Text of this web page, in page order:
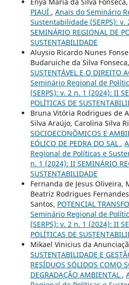
PIAUÍ , Anais do Seminário
Sustentabilidade (SERPS):
SEMINÁRIO REGIONAL DE
SUSTENTABILIDADE
Aluysio Ricardo Nunes
Budaruiche da Silva Fonseca,
SUSTENTÁVEL E O DIREITO
Seminário Regional de
(SERPS): v. 2 n. 1 (2024): II
POLÍTICAS DE
Bruna Vitória Rodrigues de
Silva Araújo, Carolina Silva
SOCIOECONÔMICOS E
EÓLICO DE PEDRA DO SAL ,
Regional de Políticas e
n. 1 (2024): II SEMINÁRIO
SUSTENTABILIDADE
Fernanda de Jesus Oliveira,
Beatriz Rodrigues
Santos, POTENCIAL
Seminário Regional de
(SERPS): v. 2 n. 1 (2024): II
POLÍTICAS DE
Mikael Vinicius da
SUSTENTABILIDADE E
RESÍDUOS SÓLIDOS COMO
DEGRADAÇÃO AMBIENTAL ,